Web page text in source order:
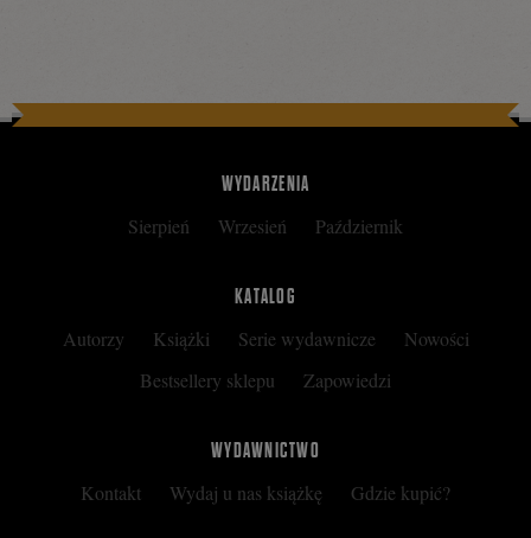
WYDARZENIA
Sierpień Wrzesień Październik
KATALOG
Autorzy Książki Serie wydawnicze
Nowości
Bestsellery sklepu
Zapowiedzi
WYDAWNICTWO
Kontakt Wydaj u nas książkę Gdzie kupić?